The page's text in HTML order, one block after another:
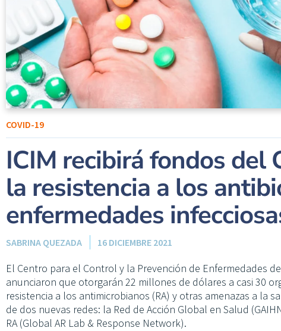
COVID-19
ICIM recibirá fondos del
la resistencia a los
enfermedades
SABRINA QUEZADA 16 DICIEMBRE 2021
El Centro para el Control y la Prevención de Enfermedades
anunciaron que otorgarán 22 millones de dólares a casi 30
resistencia a los antimicrobianos (RA) y otras amenazas a la
de dos nuevas redes: la Red de Acción Global en Salud
RA (Global AR Lab & Response Network).